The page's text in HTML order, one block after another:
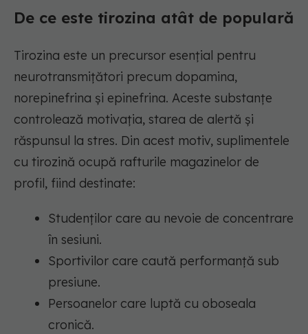
De ce este tirozina atât de populară
Tirozina este un precursor esențial pentru
neurotransmițători precum dopamina,
norepinefrina și epinefrina. Aceste substanțe
controlează motivația, starea de alertă și
răspunsul la stres. Din acest motiv, suplimentele
cu tirozină ocupă rafturile magazinelor de
profil, fiind destinate:
Studenților care au nevoie de concentrare
în sesiuni.
Sportivilor care caută performanță sub
presiune.
Persoanelor care luptă cu oboseala
cronică.